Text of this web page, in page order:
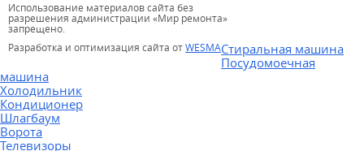
Использование материалов сайта без
разрешения администрации «Мир ремонта»
запрещено.
Разработка и оптимизация сайта отWESMAСтиральная машина
Посудомоечная
машина
Холодильник
Кондиционер
Шлагбаум
Ворота
Телевизоры